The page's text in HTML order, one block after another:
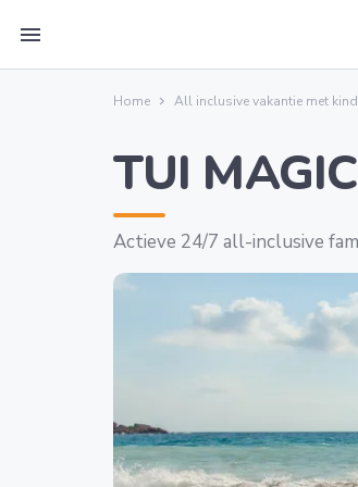
menu
Home All inclusive vakantie met
TUI
Actieve 24/7 all-inclusive